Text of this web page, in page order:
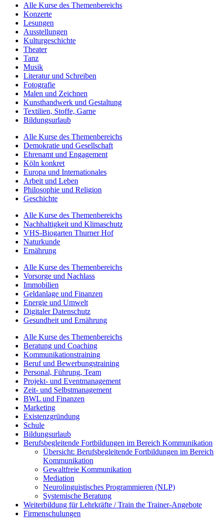
Alle Kurse des Themenbereichs
Konzerte
Lesungen
Ausstellungen
Kulturgeschichte
Theater
Tanz
Musik
Literatur und Schreiben
Fotografie
Malen und Zeichnen
Kunsthandwerk und Gestaltung
Textilien, Stoffe, Garne
Bildungsurlaub
Alle Kurse des Themenbereichs
Demokratie und Gesellschaft
Ehrenamt und Engagement
Köln konkret
Europa und Internationales
Arbeit und Leben
Philosophie und Religion
Geschichte
Alle Kurse des Themenbereichs
Nachhaltigkeit und Klimaschutz
VHS-Biogarten Thurner Hof
Naturkunde
Ernährung
Alle Kurse des Themenbereichs
Vorsorge und Nachlass
Immobilien
Geldanlage und Finanzen
Energie und Umwelt
Digitaler Datenschutz
Gesundheit und Ernährung
Alle Kurse des Themenbereichs
Beratung und Coaching
Kommunikationstraining
Beruf und Bewerbungstraining
Personal, Führung, Team
Projekt- und Eventmanagement
Zeit- und Selbstmanagement
BWL und Finanzen
Marketing
Existenzgründung
Schule
Bildungsurlaub
Berufsbegleitende Fortbildungen im Bereich Kommunikation
Übersicht: Berufsbegleitende Fortbildungen im Bereich
Kommunikation
Gewaltfreie Kommunikation
Mediation
Neurolinguistisches Programmieren (NLP)
Systemische Beratung
Weiterbildung für Lehrkräfte / Train the Trainer-Angebote
Firmenschulungen